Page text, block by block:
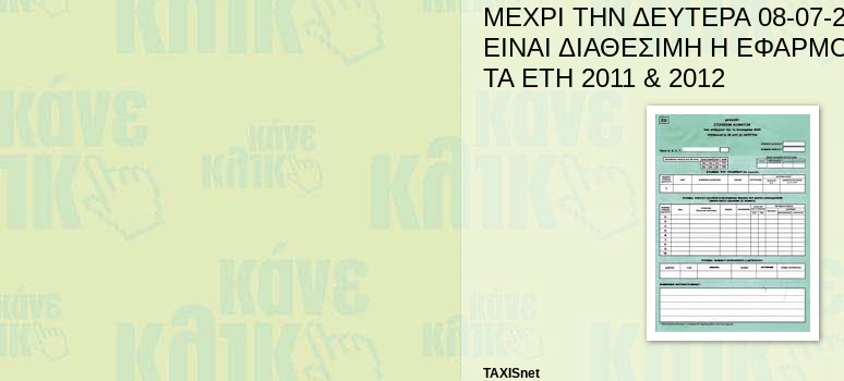
ΜΕΧΡΙ ΤΗΝ ΔΕΥΤΕΡΑ 08-07-
ΕΙΝΑΙ ΔΙΑΘΕΣΙΜΗ Η
ΤΑ ΕΤΗ 2011 & 2012
TAXISnet 02/